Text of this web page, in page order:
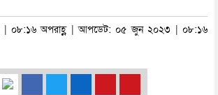
| ০৮:১৬ অপরাহ্ণ | আপডেট: ০৫ জুন ২০২৩ | ০৮:১৬